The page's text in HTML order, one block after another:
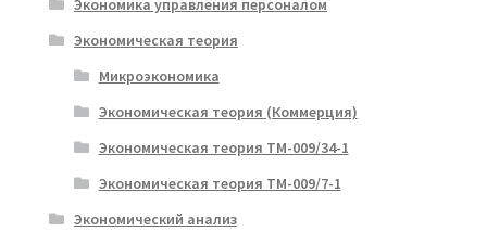
Экономика управления персоналом
Экономическая теория
Микроэкономика
Экономическая теория (Коммерция)
Экономическая теория ТМ-009/34-1
Экономическая теория ТМ-009/7-1
Экономический анализ